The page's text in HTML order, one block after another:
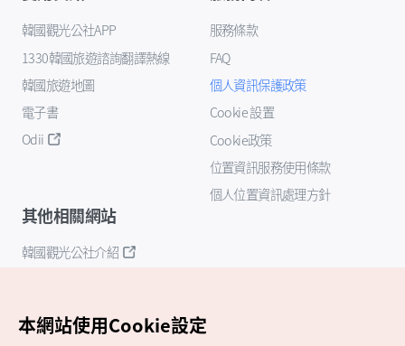
韓國觀光公社APP
1330韓國旅遊諮詢翻譯熱線
韓國旅遊地圖
電子書
Odii
服務條款
FAQ
個人資訊保護政策
Cookie 設置
Cookie政策
位置資訊服務使用條款
個人位置資訊處理方針
其他相關網站
韓國觀光公社介紹
本網站使用Cookie設定